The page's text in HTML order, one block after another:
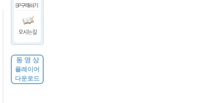
동 영 상
플레이어
다운로드